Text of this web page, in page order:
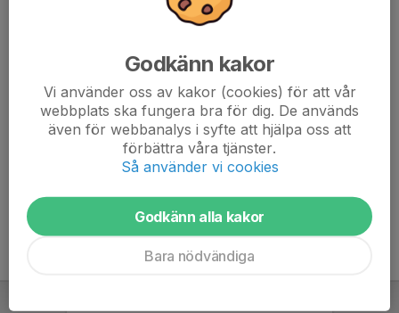
Bokning av hallar och lokaler
kommun. Förenings- och lagbokningar skall dock
marie.stensio@sdehockey.se med er förfrågan.
Här ser ni lokaler och lediga tider:
Godkänn kakor
Vi använder oss av kakor (cookies) för att vår
webbplats ska fungera bra för dig. De används
även för webbanalys i syfte att hjälpa oss att
förbättra våra tjänster.
Så använder vi cookies
Godkänn alla kakor
Bara nödvändiga